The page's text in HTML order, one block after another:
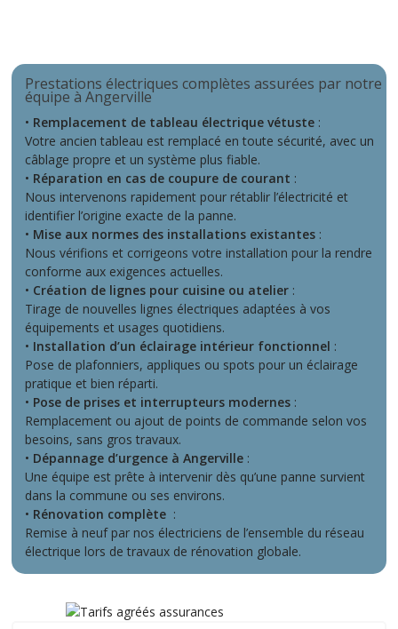
Prestations électriques complètes assurées par notre
équipe à Angerville
• Remplacement de tableau électrique vétuste :
Votre ancien tableau est remplacé en toute sécurité, avec un
câblage propre et un système plus fiable.
• Réparation en cas de coupure de courant :
Nous intervenons rapidement pour rétablir l’électricité et
identifier l’origine exacte de la panne.
• Mise aux normes des installations existantes :
Nous vérifions et corrigeons votre installation pour la rendre
conforme aux exigences actuelles.
• Création de lignes pour cuisine ou atelier :
Tirage de nouvelles lignes électriques adaptées à vos
équipements et usages quotidiens.
• Installation d’un éclairage intérieur fonctionnel :
Pose de plafonniers, appliques ou spots pour un éclairage
pratique et bien réparti.
• Pose de prises et interrupteurs modernes :
Remplacement ou ajout de points de commande selon vos
besoins, sans gros travaux.
• Dépannage d’urgence à Angerville :
Une équipe est prête à intervenir dès qu’une panne survient
dans la commune ou ses environs.
• Rénovation complète :
Remise à neuf par nos électriciens de l’ensemble du réseau
électrique lors de travaux de rénovation globale.